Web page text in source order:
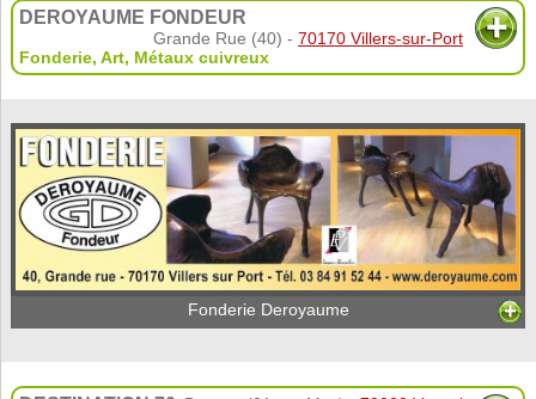
DEROYAUME FONDEUR
Grande Rue (40) -70170 Villers-sur-Port
Fonderie, Art, Métaux cuivreux
Fonderie Deroyaume